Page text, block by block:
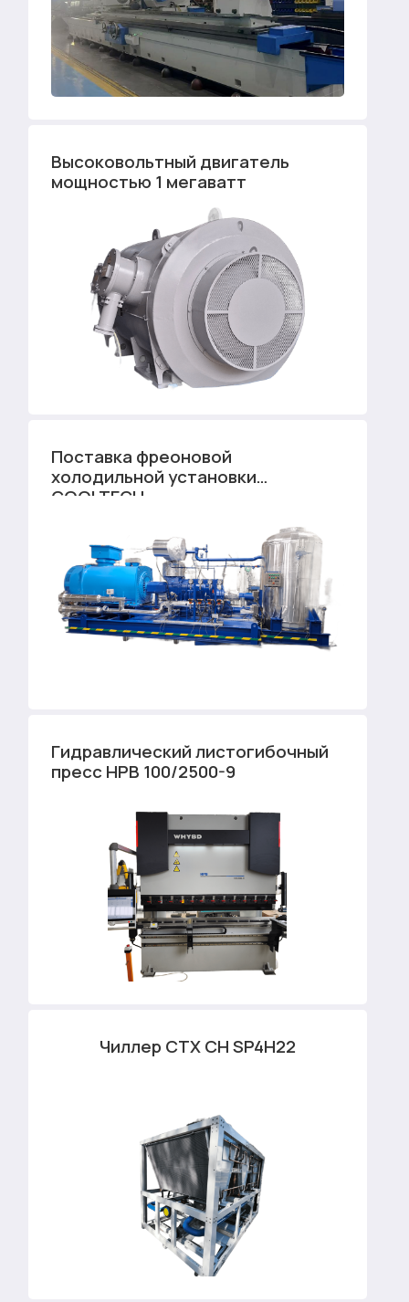
Высоковольтный двигатель
мощностью 1 мегаватт
Поставка фреоновой
холодильной установки
COOLTECH
Гидравлический листогибочный
пресс HPB 100/2500-9
Чиллер CTX CH SP4H22